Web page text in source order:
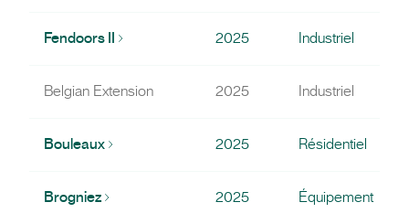
Fendoors II 2025 Industriel
Belgian Extension 2025 Industriel
Bouleaux 2025 Résidentiel
Brogniez 2025 Équipement